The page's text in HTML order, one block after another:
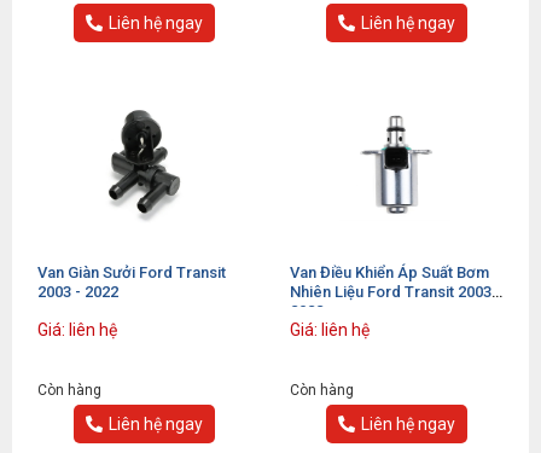
Liên hệ ngay Liên hệ ngay
Van Giàn Sưởi Ford Transit
2003 - 2022
Giá: liên hệ
Còn hàng
Liên hệ ngay
Van Điều Khiển Áp Suất Bơm
Nhiên Liệu Ford Transit 2003 -
2022
Giá: liên hệ
Còn hàng
Liên hệ ngay